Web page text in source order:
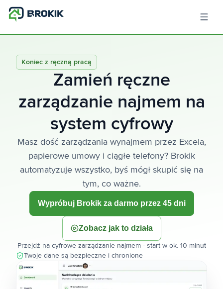
Koniec z ręczną pracą
Zamień ręczne
zarządzanie najmem na
system cyfrowy
Masz dość zarządzania wynajmem przez Excela,
papierowe umowy i ciągłe telefony? Brokik
automatyzuje wszystko, byś mógł skupić się na
tym, co ważne.
Wypróbuj Brokik za darmo przez 45 dni
Zobacz jak to działa
Przejdź na cyfrowe zarządzanie najmem - start w ok. 10 minut
Twoje dane są bezpieczne i chronione